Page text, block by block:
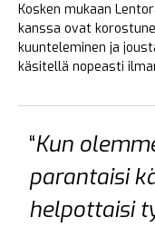
Kosken mukaan
kanssa ovat
kuunteleminen ja
käsitellä nopeasti
“Kun
parantaisi
helpottaisi